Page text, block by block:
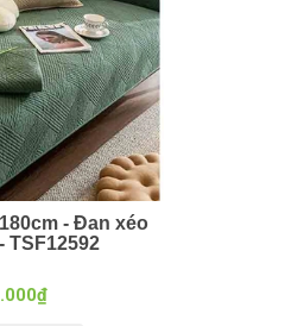
- Đan xéo
TSF12592